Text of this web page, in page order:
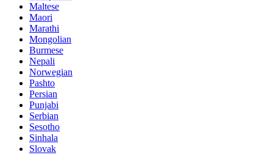
Maltese
Maori
Marathi
Mongolian
Burmese
Nepali
Norwegian
Pashto
Persian
Punjabi
Serbian
Sesotho
Sinhala
Slovak